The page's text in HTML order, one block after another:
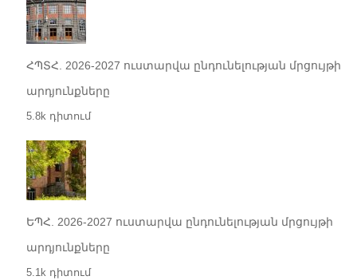
ՀՊՏՀ. 2026-2027 ուստարվա ընդունելության մրցույթի
արդյունքները
5.8k դիտում
ԵՊՀ. 2026-2027 ուստարվա ընդունելության մրցույթի
արդյունքները
5.1k դիտում